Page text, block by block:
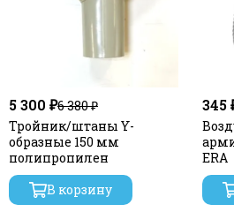
5 300 ₽6 380 ₽
Тройник/штаны Y-
образные 150 мм
полипропилен
В корзину
345
ERA